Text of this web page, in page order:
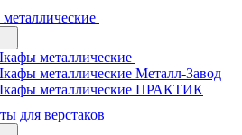
металлические
металлические Металл-Завод
металлические ПРАКТИК
для верстаков